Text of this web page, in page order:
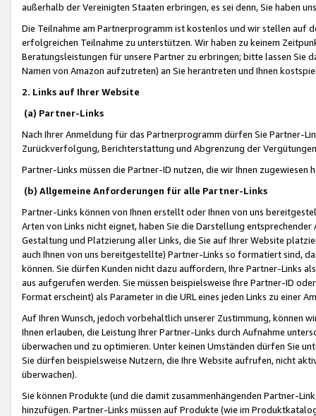
außerhalb der Vereinigten Staaten erbringen, es sei denn, Sie haben
Die Teilnahme am Partnerprogramm ist kostenlos und wir stellen auf
erfolgreichen Teilnahme zu unterstützen. Wir haben zu keinem
Beratungsleistungen für unsere Partner zu erbringen; bitte lassen Sie
Namen von Amazon aufzutreten) an Sie herantreten und Ihnen
2. Links auf Ihrer Website
(a) Partner-Links
Nach Ihrer Anmeldung für das Partnerprogramm dürfen Sie Partner-
Zurückverfolgung, Berichterstattung und Abgrenzung der
Partner-Links müssen die Partner-ID nutzen, die wir Ihnen zugewiesen
(b) Allgemeine Anforderungen für alle Partner-Links
Partner-Links können von Ihnen erstellt oder Ihnen von uns
Arten von Links nicht eignet, haben Sie die Darstellung
Gestaltung und Platzierung aller Links, die Sie auf Ihrer Website
auch Ihnen von uns bereitgestellte) Partner-Links so formatiert sind,
können. Sie dürfen Kunden nicht dazu auffordern, Ihre Partner-Links
aus aufgerufen werden. Sie müssen beispielsweise Ihre Partner-ID
Format erscheint) als Parameter in die URL eines jeden Links zu einer
Auf Ihren Wunsch, jedoch vorbehaltlich unserer Zustimmung, können
Ihnen erlauben, die Leistung Ihrer Partner-Links durch Aufnahme
überwachen und zu optimieren. Unter keinen Umständen dürfen Sie
Sie dürfen beispielsweise Nutzern, die Ihre Website aufrufen, nicht
überwachen).
Sie können Produkte (und die damit zusammenhängenden Partner-
hinzufügen. Partner-Links müssen auf Produkte (wie im